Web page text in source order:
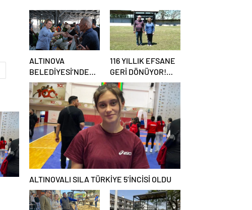
ALTINOVA
BELEDİYESİ’NDEN
90 BİN ADET FİDE
DAĞITIMI
116 YILLIK EFSANE
GERİ DÖNÜYOR!
MARMARA’NIN ER
MEYDANI YENİDEN
KURULUYOR
ALTINOVALI SILA TÜRKİYE 5’İNCİSİ OLDU